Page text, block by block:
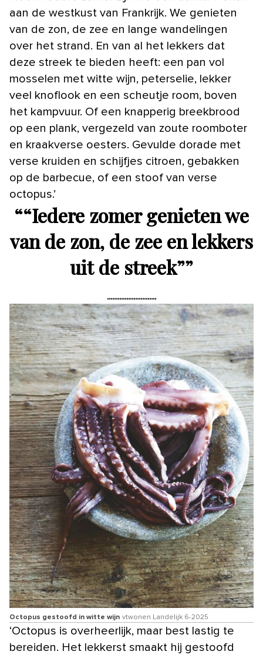
aan de westkust van Frankrijk. We genieten
van de zon, de zee en lange wandelingen
over het strand. En van al het lekkers dat
deze streek te bieden heeft: een pan vol
mosselen met witte wijn, peterselie, lekker
veel knoflook en een scheutje room, boven
het kampvuur. Of een knapperig breekbrood
op een plank, vergezeld van zoute roomboter
en kraakverse oesters. Gevulde dorade met
verse kruiden en schijfjes citroen, gebakken
op de barbecue, of een stoof van verse
octopus.’
““Iedere zomer genieten we
van de zon, de zee en lekkers
uit de streek””
Octopus gestoofd in witte wijn vtwonen Landelijk 6-2025
‘Octopus is overheerlijk, maar best lastig te
bereiden. Het lekkerst smaakt hij gestoofd